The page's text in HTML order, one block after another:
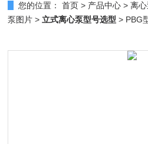
您的位置： 首页 > 产品中心 >离
泵图片 >立式离心泵型号选型 > PBG